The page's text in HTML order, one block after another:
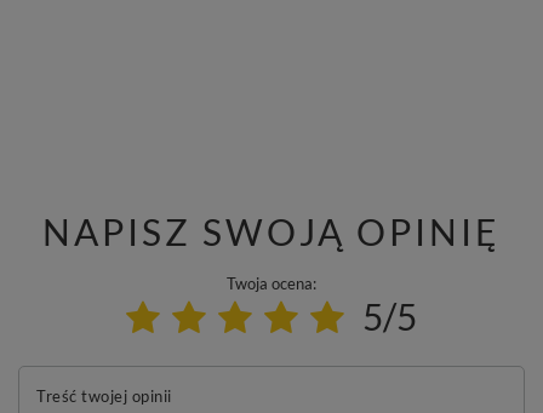
NAPISZ SWOJĄ OPINIĘ
Twoja ocena:
5/5
Treść twojej opinii